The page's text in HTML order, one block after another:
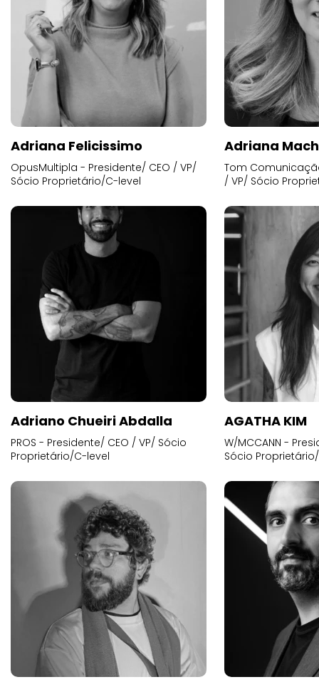
Adriana Felicissimo
OpusMultipla - Presidente/ CEO / VP/
Sócio Proprietário/C-level
Adriana
Tom
/ VP/ Sócio
Adriano Chueiri Abdalla
PROS - Presidente/ CEO / VP/ Sócio
Proprietário/C-level
AGATHA KIM
W/MCCANN -
Sócio